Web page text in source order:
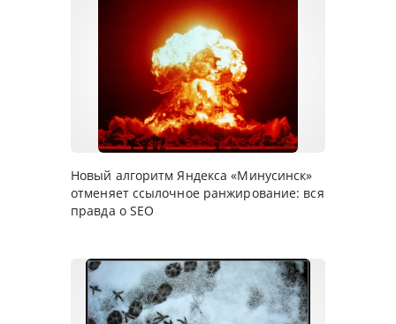
Новый алгоритм Яндекса «Минусинск»
отменяет ссылочное ранжирование: вся
правда о SEO